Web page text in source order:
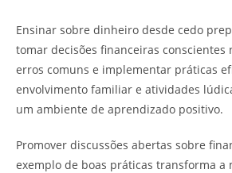
Ensinar sobre dinheiro desde cedo
tomar decisões financeiras conscientes
erros comuns e implementar práticas
envolvimento familiar e atividades
um ambiente de aprendizado positivo.
Promover discussões abertas sobre
exemplo de boas práticas transforma a